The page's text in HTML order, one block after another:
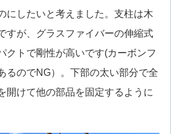
にしたいと考えました。支柱は木
すが、グラスファイバーの伸縮式
クトで剛性が高いです(カーボンフ
るのでNG）。下部の太い部分で全
開けて他の部品を固定するように